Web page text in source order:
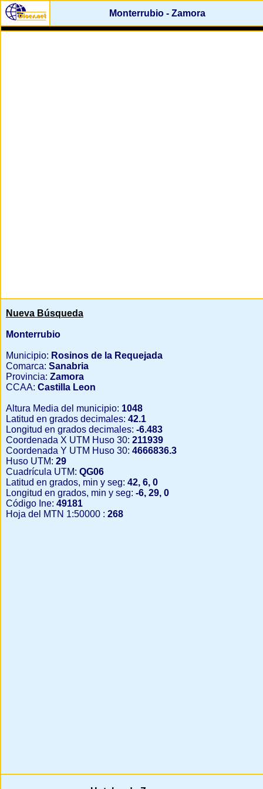
Monterrubio - Zamora
Nueva Búsqueda
Monterrubio
Municipio: Rosinos de la Requejada
Comarca: Sanabria
Provincia: Zamora
CCAA: Castilla Leon
Altura Media del municipio: 1048
Latitud en grados decimales: 42.1
Longitud en grados decimales: -6.483
Coordenada X UTM Huso 30: 211939
Coordenada Y UTM Huso 30: 4666836.3
Huso UTM: 29
Cuadrícula UTM: QG06
Latitud en grados, min y seg: 42, 6, 0
Longitud en grados, min y seg: -6, 29, 0
Código Ine: 49181
Hoja del MTN 1:50000 : 268